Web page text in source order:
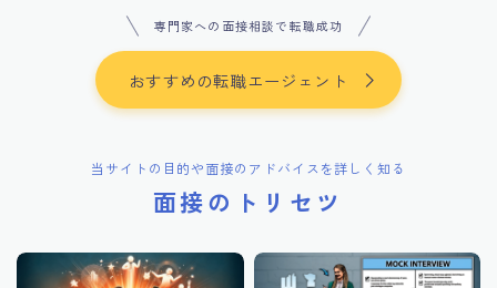
専門家への面接相談で転職成功
おすすめの転職エージェント
当サイトの目的や面接のアドバイスを詳しく知る
面接のトリセツ